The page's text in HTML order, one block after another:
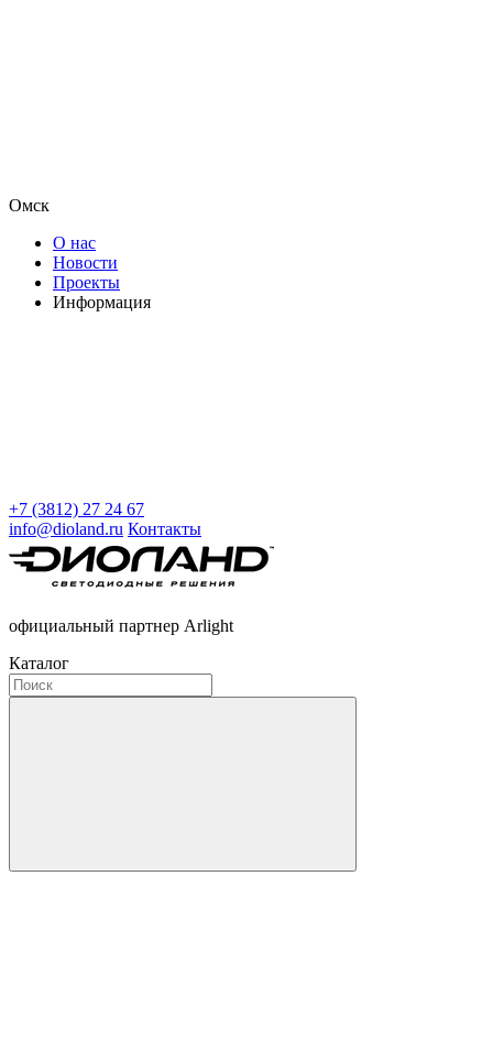
Омск
О нас
Новости
Проекты
Информация
+7 (3812) 27 24 67
info@dioland.ru Контакты
официальный партнер Arlight
Каталог